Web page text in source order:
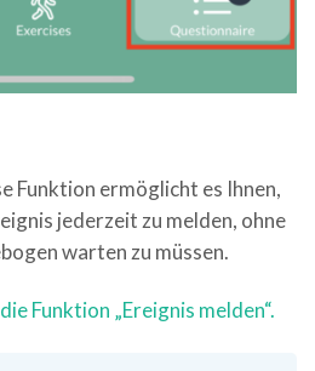
Funktion ermöglicht es Ihnen,
jederzeit zu melden, ohne
warten zu müssen.
Funktion „Ereignis melden“.